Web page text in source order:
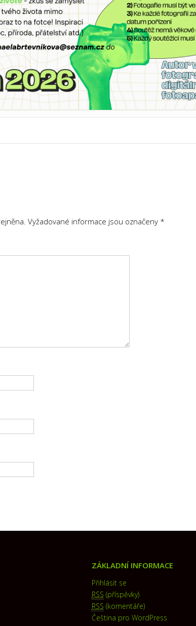
Vyžadované informace jsou označeny *
ZÁKLADNÍ INFORMACE
Přihlásit se
RSS (příspěvky)
RSS (komentáře)
Čeština pro WordPress